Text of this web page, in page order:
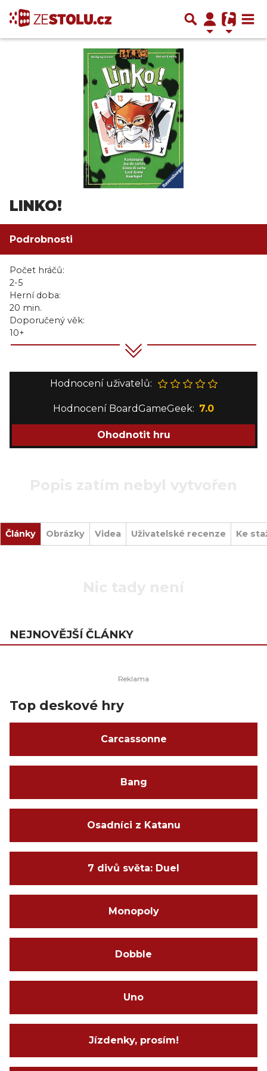
LINKO!
Podrobnosti
Počet hráčů:
2-5
Herní doba:
20 min.
Doporučený věk:
10+
Hodnocení uživatelů:
Hodnocení BoardGameGeek: 7.0
Ohodnotit hru
Články Obrázky Videa Uživatelské recenze Ke
NEJNOVĚJŠÍ ČLÁNKY
Top deskové hry
Carcassonne
Bang
Osadníci z Katanu
7 divů světa: Duel
Monopoly
Dobble
Uno
Jízdenky, prosím!